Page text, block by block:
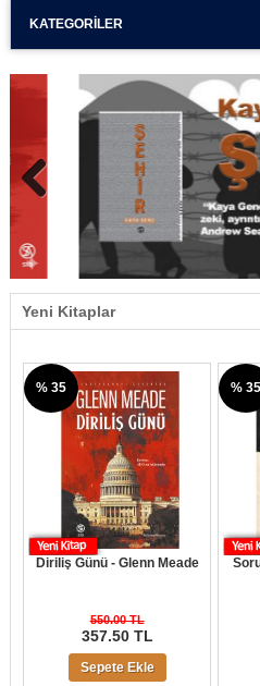
KATEGORILER
Yeni Kitaplar
Diriliş Günü - Glenn Meade
550.00 TL
357.50 TL
% 35
Sepete Ekle
% 35